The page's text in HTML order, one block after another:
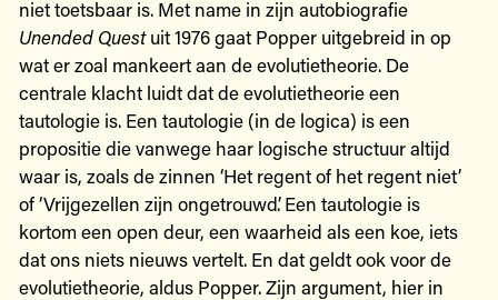
niet toetsbaar is. Met name in zijn autobiografie
Unended Questuit 1976 gaat Popper uitgebreid in op
wat er zoal mankeert aan de evolutietheorie. De
centrale klacht luidt dat de evolutietheorie een
tautologie is. Een tautologie (in de logica) is een
propositie die vanwege haar logische structuur altijd
waar is, zoals de zinnen ‘Het regent of het regent niet’
of ‘Vrijgezellen zijn ongetrouwd’. Een tautologie is
kortom een open deur, een waarheid als een koe, iets
dat ons niets nieuws vertelt. En dat geldt ook voor de
evolutietheorie, aldus Popper. Zijn argument, hier in